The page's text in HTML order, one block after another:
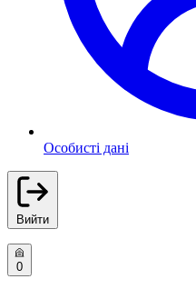
Особисті дані
Вийти
0